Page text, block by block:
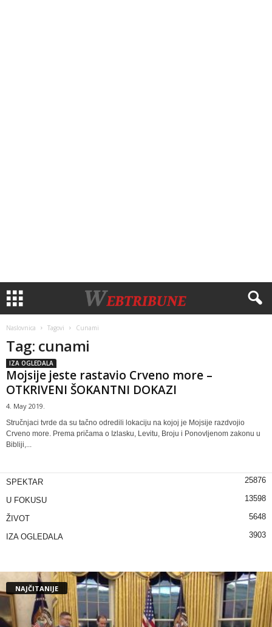
Naslovnica Tagovi Cunami
Tag: cunami
IZA OGLEDALA
Mojsije jeste rastavio Crveno more –
OTKRIVENI ŠOKANTNI DOKAZI
4. May 2019.
Stručnjaci tvrde da su tačno odredili lokaciju na kojoj je Mojsije razdvojio
Crveno more. Prema pričama o Izlasku, Levitu, Broju i Ponovljenom zakonu u
Bibliji,...
SPEKTAR 25876
U FOKUSU 13598
ŽIVOT 5648
IZA OGLEDALA 3903
NAJČITANIJE